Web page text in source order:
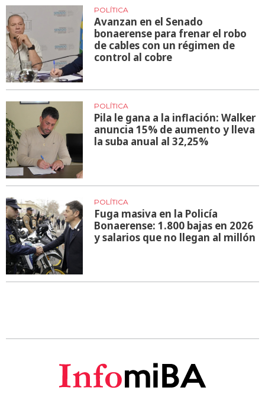
POLÍTICA
Avanzan en el Senado
bonaerense para frenar el robo
de cables con un régimen de
control al cobre
POLÍTICA
Pila le gana a la inflación: Walker
anuncia 15% de aumento y lleva
la suba anual al 32,25%
POLÍTICA
Fuga masiva en la Policía
Bonaerense: 1.800 bajas en 2026
y salarios que no llegan al millón